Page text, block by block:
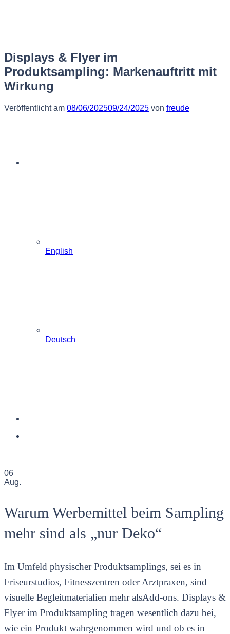
English
Deutsch
Displays & Flyer im
Produktsampling: Markenauftritt mit
Wirkung
Veröffentlicht am 08/06/202509/24/2025 von freude
06
Aug.
Warum Werbemittel beim Sampling
mehr sind als „nur Deko“
Im Umfeld physischer Produktsamplings, sei es in
Friseurstudios, Fitnesszentren oder Arztpraxen, sind
visuelle Begleitmaterialien mehr alsAdd-ons. Displays &
Flyer im Produktsampling tragen wesentlich dazu bei,
wie ein Produkt wahrgenommen wird und ob es in